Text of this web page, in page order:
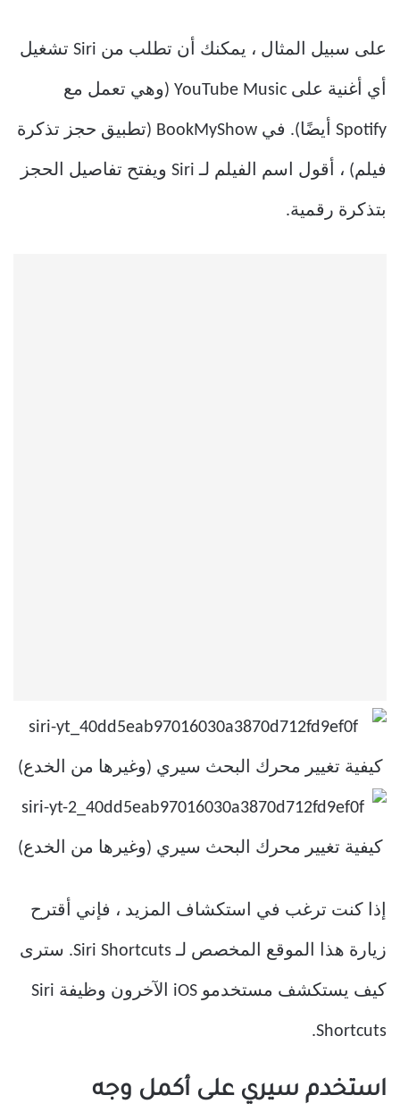
على سبيل المثال ، يمكنك أن تطلب من Siri تشغيل
أي أغنية على YouTube Music (وهي تعمل مع
Spotify أيضًا). في BookMyShow (تطبيق حجز تذكرة
فيلم) ، أقول اسم الفيلم لـ Siri ويفتح تفاصيل الحجز
بتذكرة رقمية.
إذا كنت ترغب في استكشاف المزيد ، فإني أقترح
زيارة هذا الموقع المخصص لـ Siri Shortcuts. سترى
كيف يستكشف مستخدمو iOS الآخرون وظيفة Siri
Shortcuts.
استخدم سيري على أكمل وجه